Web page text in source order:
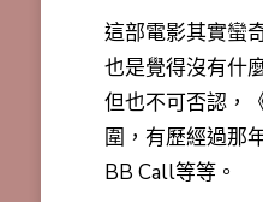
這部電影其實蠻
也是覺得沒有什
但也不可否認，
圍，有歷經過那
BB Call等等。